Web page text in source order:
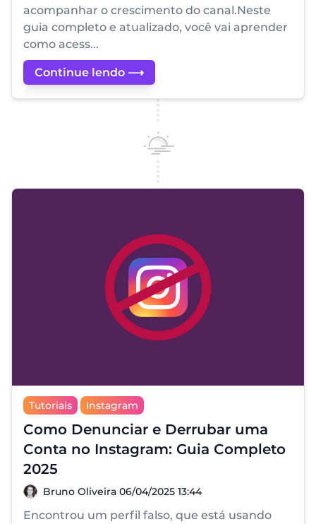
acompanhar o crescimento do canal.Neste
guia completo e atualizado, você vai aprender
como acess...
Continue lendo ⟶
Tutoriais Instagram
Como Denunciar e Derrubar uma
Conta no Instagram: Guia Completo
2025
Bruno Oliveira
Bruno Oliveira 06/04/2025 13:44
Encontrou um perfil falso, que está usando